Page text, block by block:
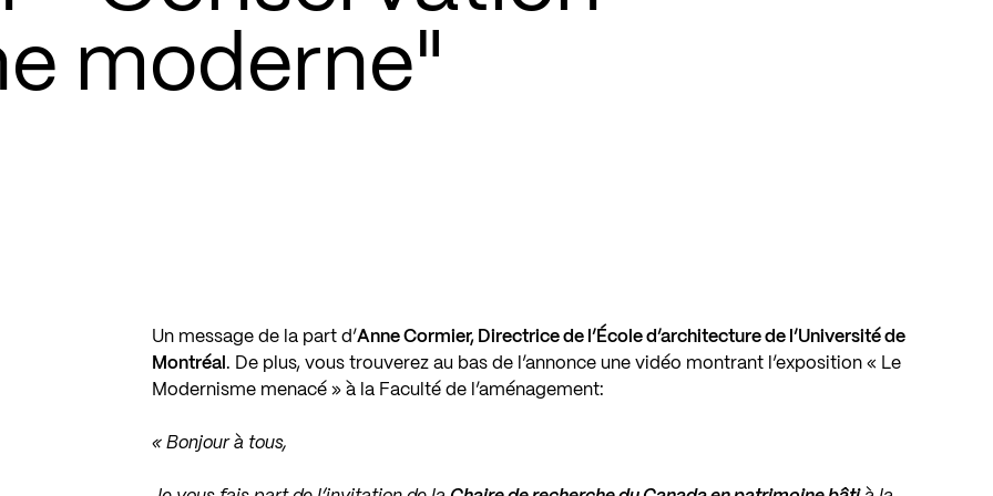
moderne"
Un message de la part d’Anne Cormier, Directrice de l’École d’architecture de l’Université de
Montréal . De plus, vous trouverez au bas de l’annonce une vidéo montrant l’exposition « Le
Modernisme menacé » à la Faculté de l’aménagement:
« Bonjour à tous,